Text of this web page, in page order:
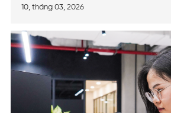
10, tháng 03, 2026